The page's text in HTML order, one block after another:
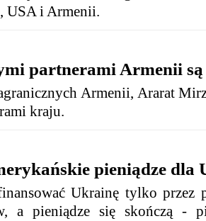
USA i Armenii.
partnerami Armenii
Armenii, Ararat
kraju.
pieniądze dla
Ukrainę tylko przez
a pieniądze się skończą -